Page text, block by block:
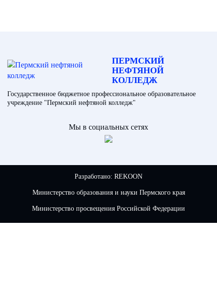
ПЕРМСКИЙ
НЕФТЯНОЙ
КОЛЛЕДЖ
Государственное бюджетное профессиональное образовательное
учреждение "Пермский нефтяной колледж"
Мы в социальных сетях
Разработано: REKOON
Министерство образования и науки Пермского края
Министерство просвещения Российской Федерации